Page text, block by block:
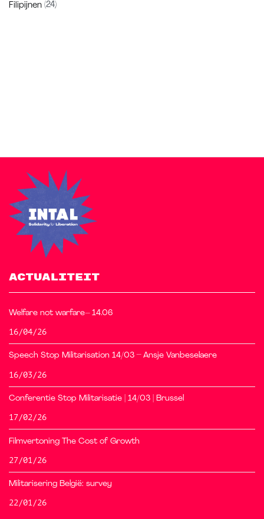
Filipijnen (24)
ACTUALITEIT
Welfare not warfare– 14.06
16/04/26
Speech Stop Militarisation 14/03 – Ansje Vanbeselaere
16/03/26
Conferentie Stop Militarisatie | 14/03 | Brussel
17/02/26
Filmvertoning The Cost of Growth
27/01/26
Militarisering België: survey
22/01/26